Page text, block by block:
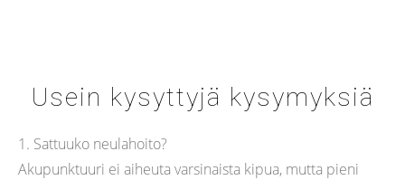
Usein kysyttyjä kysymyksiä
1. Sattuuko neulahoito?
Akupunktuuri ei aiheuta varsinaista kipua, mutta pieni